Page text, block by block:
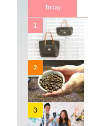
Today